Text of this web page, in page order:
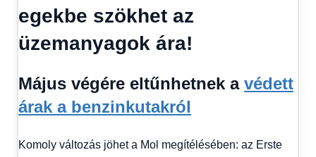
egekbe szökhet az
üzemanyagok ára!
Május végére eltűnhetnek a védett
árak a benzinkutakról
Komoly változás jöhet a Mol megítélésében: az Erste